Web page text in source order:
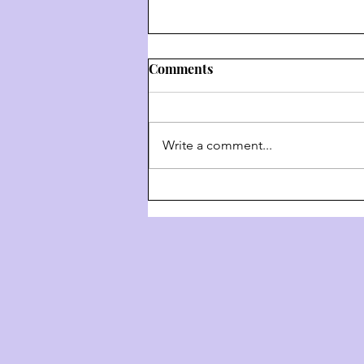
- The 4 Behaviors Of G-D
Comments
Write a comment...